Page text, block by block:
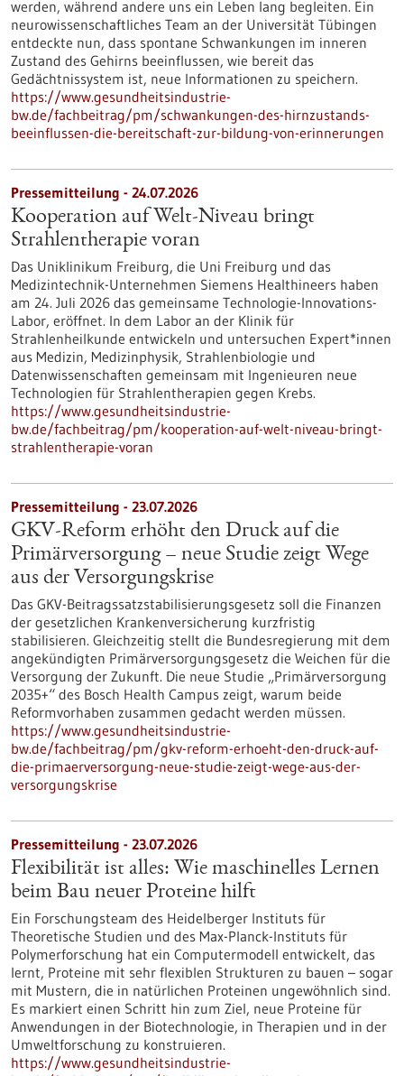
werden, während andere uns ein Leben lang begleiten. Ein
neurowissenschaftliches Team an der Universität Tübingen
entdeckte nun, dass spontane Schwankungen im inneren
Zustand des Gehirns beeinflussen, wie bereit das
Gedächtnissystem ist, neue Informationen zu speichern.
https://www.gesundheitsindustrie-
bw.de/fachbeitrag/pm/schwankungen-des-hirnzustands-
beeinflussen-die-bereitschaft-zur-bildung-von-erinnerungen
Pressemitteilung - 24.07.2026
Kooperation auf Welt-Niveau bringt
Strahlentherapie voran
Das Uniklinikum Freiburg, die Uni Freiburg und das
Medizintechnik-Unternehmen Siemens Healthineers haben
am 24. Juli 2026 das gemeinsame Technologie-Innovations-
Labor, eröffnet. In dem Labor an der Klinik für
Strahlenheilkunde entwickeln und untersuchen Expert*innen
aus Medizin, Medizinphysik, Strahlenbiologie und
Datenwissenschaften gemeinsam mit Ingenieuren neue
Technologien für Strahlentherapien gegen Krebs.
https://www.gesundheitsindustrie-
bw.de/fachbeitrag/pm/kooperation-auf-welt-niveau-bringt-
strahlentherapie-voran
Pressemitteilung - 23.07.2026
GKV-Reform erhöht den Druck auf die
Primärversorgung – neue Studie zeigt Wege
aus der Versorgungskrise
Das GKV-Beitragssatzstabilisierungsgesetz soll die Finanzen
der gesetzlichen Krankenversicherung kurzfristig
stabilisieren. Gleichzeitig stellt die Bundesregierung mit dem
angekündigten Primärversorgungsgesetz die Weichen für die
Versorgung der Zukunft. Die neue Studie „Primärversorgung
2035+“ des Bosch Health Campus zeigt, warum beide
Reformvorhaben zusammen gedacht werden müssen.
https://www.gesundheitsindustrie-
bw.de/fachbeitrag/pm/gkv-reform-erhoeht-den-druck-auf-
die-primaerversorgung-neue-studie-zeigt-wege-aus-der-
versorgungskrise
Pressemitteilung - 23.07.2026
Flexibilität ist alles: Wie maschinelles Lernen
beim Bau neuer Proteine hilft
Ein Forschungsteam des Heidelberger Instituts für
Theoretische Studien und des Max-Planck-Instituts für
Polymerforschung hat ein Computermodell entwickelt, das
lernt, Proteine mit sehr flexiblen Strukturen zu bauen – sogar
mit Mustern, die in natürlichen Proteinen ungewöhnlich sind.
Es markiert einen Schritt hin zum Ziel, neue Proteine für
Anwendungen in der Biotechnologie, in Therapien und in der
Umweltforschung zu konstruieren.
https://www.gesundheitsindustrie-